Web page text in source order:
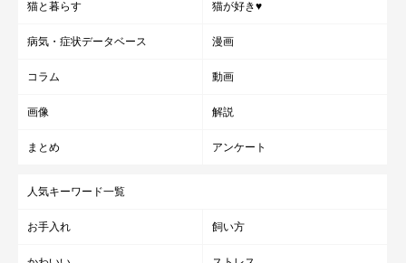
「我が家はさらに賑やかで楽しい場所になりました」
主さん。
飼い主さん：
一緒にベッドで眠ったり。家の中を移動しても、気づけばいつも
そばにいて、2匹とは一心同体のような感覚があります。
猫と暮らす 猫が好き♥
病気・症状データベース 漫画
コラム 動画
画像 解説
まとめ アンケート
人気キーワード一覧
お手入れ 飼い方